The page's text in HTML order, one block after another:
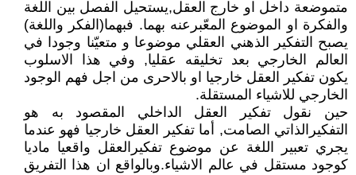
متموضعة داخل او خارج العقل,يستحيل الفصل بين اللغة
والفكرة او الموضوع المعّبرعنه بهما. فبهما(الفكر واللغة)
يصبح التفكير الذهني العقلي موضوعا و متعيّنا وجودا في
العالم الخارجي بعد تخليقه عقليا, وفي هذا الاسلوب
يكون تفكير العقل خارجيا او بالاحرى من اجل فهم الوجود
الخارجي للاشياء المستقلة.
حين نقول تفكير العقل الداخلي المقصود به هو
التفكيرالذاتي الصامت, أما تفكير العقل خارجيا فهو عندما
يجري تعبير اللغة عن موضوع تفكيرالعقل واقعيا ماديا
كوجود مستقل في عالم الاشياء.وبالواقع ان هذا التفريق